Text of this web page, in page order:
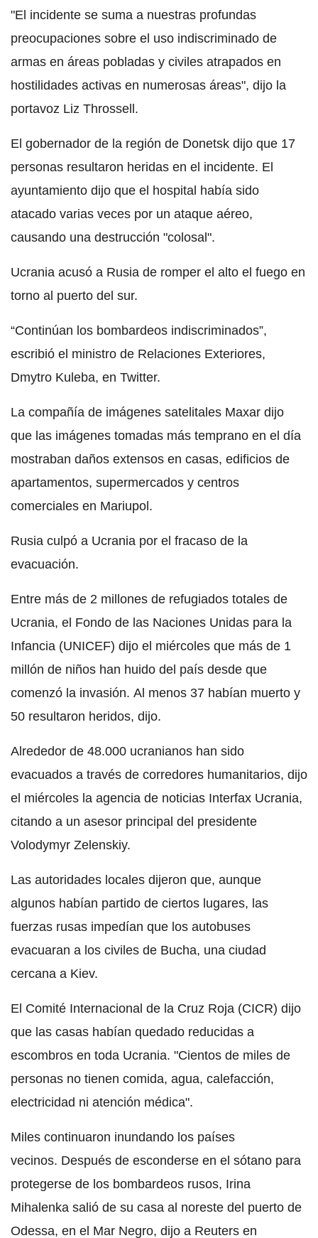
"El incidente se suma a nuestras profundas
preocupaciones sobre el uso indiscriminado de
armas en áreas pobladas y civiles atrapados en
hostilidades activas en numerosas áreas", dijo la
portavoz Liz Throssell.
El gobernador de la región de Donetsk dijo que 17
personas resultaron heridas en el incidente. El
ayuntamiento dijo que el hospital había sido
atacado varias veces por un ataque aéreo,
causando una destrucción "colosal".
Ucrania acusó a Rusia de romper el alto el fuego en
torno al puerto del sur.
“Continúan los bombardeos indiscriminados”,
escribió el ministro de Relaciones Exteriores,
Dmytro Kuleba, en Twitter.
La compañía de imágenes satelitales Maxar dijo
que las imágenes tomadas más temprano en el día
mostraban daños extensos en casas, edificios de
apartamentos, supermercados y centros
comerciales en Mariupol.
Rusia culpó a Ucrania por el fracaso de la
evacuación.
Entre más de 2 millones de refugiados totales de
Ucrania, el Fondo de las Naciones Unidas para la
Infancia (UNICEF) dijo el miércoles que más de 1
millón de niños han huido del país desde que
comenzó la invasión. Al menos 37 habían muerto y
50 resultaron heridos, dijo.
Alrededor de 48.000 ucranianos han sido
evacuados a través de corredores humanitarios, dijo
el miércoles la agencia de noticias Interfax Ucrania,
citando a un asesor principal del presidente
Volodymyr Zelenskiy.
Las autoridades locales dijeron que, aunque
algunos habían partido de ciertos lugares, las
fuerzas rusas impedían que los autobuses
evacuaran a los civiles de Bucha, una ciudad
cercana a Kiev.
El Comité Internacional de la Cruz Roja (CICR) dijo
que las casas habían quedado reducidas a
escombros en toda Ucrania. "Cientos de miles de
personas no tienen comida, agua, calefacción,
electricidad ni atención médica".
Miles continuaron inundando los países
vecinos. Después de esconderse en el sótano para
protegerse de los bombardeos rusos, Irina
Mihalenka salió de su casa al noreste del puerto de
Odessa, en el Mar Negro, dijo a Reuters en